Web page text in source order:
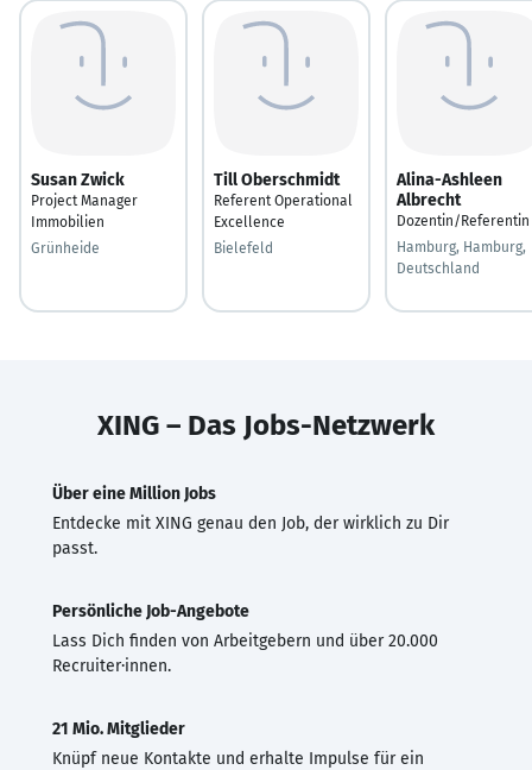
Susan Zwick
Project Manager
Immobilien
Grünheide
Till Oberschmidt
Referent Operational
Excellence
Bielefeld
Alina-Ashleen
Albrecht
Dozentin/Referentin
Hamburg, Hamburg,
Deutschland
XING – Das Jobs-Netzwerk
Über eine Million Jobs
Entdecke mit XING genau den Job, der wirklich zu Dir
passt.
Persönliche Job-Angebote
Lass Dich finden von Arbeitgebern und über 20.000
Recruiter·innen.
21 Mio. Mitglieder
Knüpf neue Kontakte und erhalte Impulse für ein